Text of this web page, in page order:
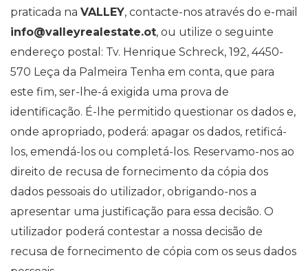
praticada na VALLEY, contacte-nos através do e-mail
info@valleyrealestate.ot, ou utilize o seguinte
endereço postal: Tv. Henrique Schreck, 192, 4450-
570 Leça da Palmeira Tenha em conta, que para
este fim, ser-lhe-á exigida uma prova de
identificação. É-lhe permitido questionar os dados e,
onde apropriado, poderá: apagar os dados, retificá-
los, emendá-los ou completá-los. Reservamo-nos ao
direito de recusa de fornecimento da cópia dos
dados pessoais do utilizador, obrigando-nos a
apresentar uma justificação para essa decisão. O
utilizador poderá contestar a nossa decisão de
recusa de fornecimento de cópia com os seus dados